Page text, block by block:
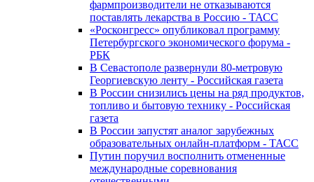
фармпроизводители не отказываются
поставлять лекарства в Россию - ТАСС
«Росконгресс» опубликовал программу
Петербургского экономического форума -
РБК
В Севастополе развернули 80-метровую
Георгиевскую ленту - Российская газета
В России снизились цены на ряд продуктов,
топливо и бытовую технику - Российская
газета
В России запустят аналог зарубежных
образовательных онлайн-платформ - ТАСС
Путин поручил восполнить отмененные
международные соревнования